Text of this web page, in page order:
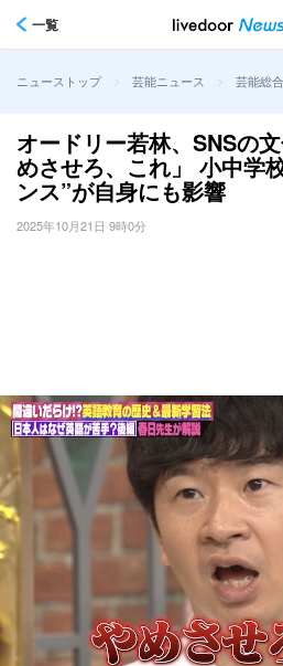
一覧
ニューストップ > 芸能ニュース > 芸能総
オードリー若林、SNSの
めさせろ、これ」 小中学
ンス”が自身にも影響
2025年10月21日 9時0分